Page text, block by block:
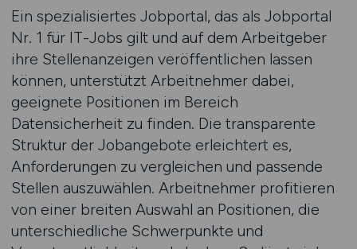
Ein spezialisiertes Jobportal, das als Jobportal
Nr. 1 für IT-Jobs gilt und auf dem Arbeitgeber
ihre Stellenanzeigen veröffentlichen lassen
können, unterstützt Arbeitnehmer dabei,
geeignete Positionen im Bereich
Datensicherheit zu finden. Die transparente
Struktur der Jobangebote erleichtert es,
Anforderungen zu vergleichen und passende
Stellen auszuwählen. Arbeitnehmer profitieren
von einer breiten Auswahl an Positionen, die
unterschiedliche Schwerpunkte und